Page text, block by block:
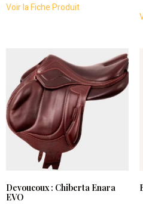
Voir la Fiche Produit
Devoucoux : Chiberta Enara
EVO